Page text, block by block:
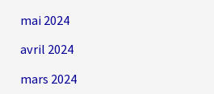
mai 2024
avril 2024
mars 2024